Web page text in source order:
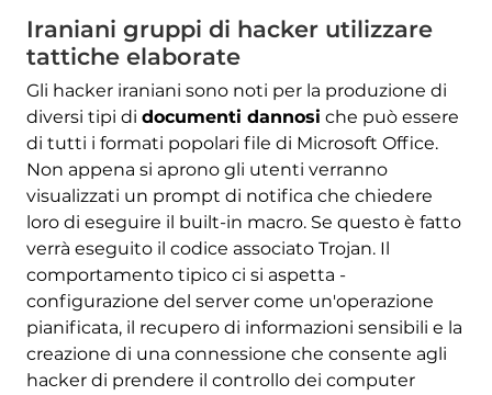
Iraniani gruppi di hacker utilizzare
tattiche elaborate
Gli hacker iraniani sono noti per la produzione di
diversi tipi di documenti dannosi che può essere
di tutti i formati popolari file di Microsoft Office.
Non appena si aprono gli utenti verranno
visualizzati un prompt di notifica che chiedere
loro di eseguire il built-in macro. Se questo è fatto
verrà eseguito il codice associato Trojan. Il
comportamento tipico ci si aspetta -
configurazione del server come un'operazione
pianificata, il recupero di informazioni sensibili e la
creazione di una connessione che consente agli
hacker di prendere il controllo dei computer